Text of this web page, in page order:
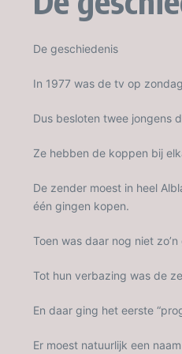
De geschiedenis
In 1977 was de tv op
Dus besloten twee jongens
Ze hebben de koppen bij
De zender moest in heel
één gingen kopen.
Toen was daar nog niet
Tot hun verbazing was de
En daar ging het eerste
Er moest natuurlijk een